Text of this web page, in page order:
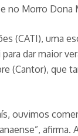
no Morro Dona
(CATI), uma
dar maior
(Cantor), que
ouvimos
afirma.